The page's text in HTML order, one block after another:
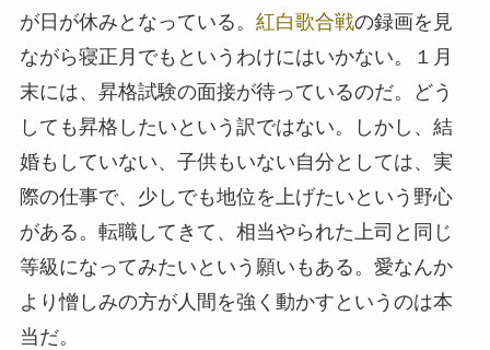
が日が休みとなっている。 紅白歌合戦の録画を見
ながら寝正月でもというわけにはいかない。１月
末には、昇格試験の面接が待っているのだ。どう
しても昇格したいという訳ではない。しかし、結
婚もしていない、子供もいない自分としては、実
際の仕事で、少しでも地位を上げたいという野心
がある。転職してきて、相当やられた上司と同じ
等級になってみたいという願いもある。愛なんか
より憎しみの方が人間を強く動かすというのは本
当だ。